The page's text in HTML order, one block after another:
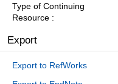
Type of Continuing
Resource
Export
Export to RefWorks